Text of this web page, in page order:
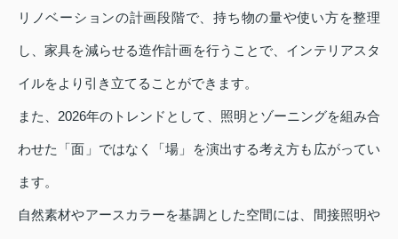
リノベーションの計画段階で、持ち物の量や使い方を整理
し、家具を減らせる造作計画を行うことで、インテリアスタ
イルをより引き立てることができます。
また、2026年のトレンドとして、照明とゾーニングを組み合
わせた「面」ではなく「場」を演出する考え方も広がってい
ます。
自然素材やアースカラーを基調とした空間には、間接照明や